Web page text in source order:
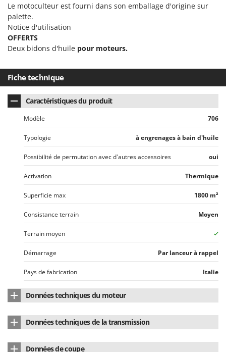
Le motoculteur est fourni dans son emballage d'origine sur
palette.
Notice d'utilisation
OFFERTS
Deux bidons d'huile pour moteurs.
Fiche technique
Caractéristiques du produit
Modèle 706
Typologie à engrenages à bain d'huile
Possibilité de permutation avec d'autres accessoires oui
Activation Thermique
Superficie max 1800 m²
Consistance terrain Moyen
Terrain moyen
Démarrage Par lanceur à rappel
Pays de fabrication Italie
Données techniques du moteur
Modèle de moteur D350F
Données techniques de la transmission
Données de coupe